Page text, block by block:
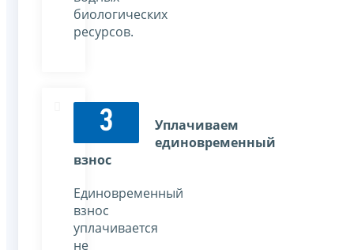
биологических
ресурсов.
3
Уплачиваем
единовременный
взнос
Единовременный
взнос
уплачивается
не